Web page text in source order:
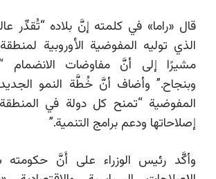
قال «راما» في كلمته إنَّ بلاده“تُقدِّر
الذي توليه المفوضية الأوروبية
مشيرًا إلى أنَّ مفاوضات الانضمام “
وبنجاح.”وأضاف أنَّ خُطَّة النمو
المفوضية “تمنح كل دولة في
إصلاحاتها ودعم برامج التنمية.”
وأكَّد رئيس الوزراء على أَنَّ حكومته